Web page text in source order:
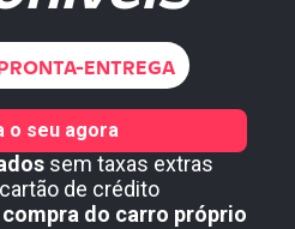
ENTREGA
sem taxas extras
cartão de crédito
compra do carro próprio
o seu agora